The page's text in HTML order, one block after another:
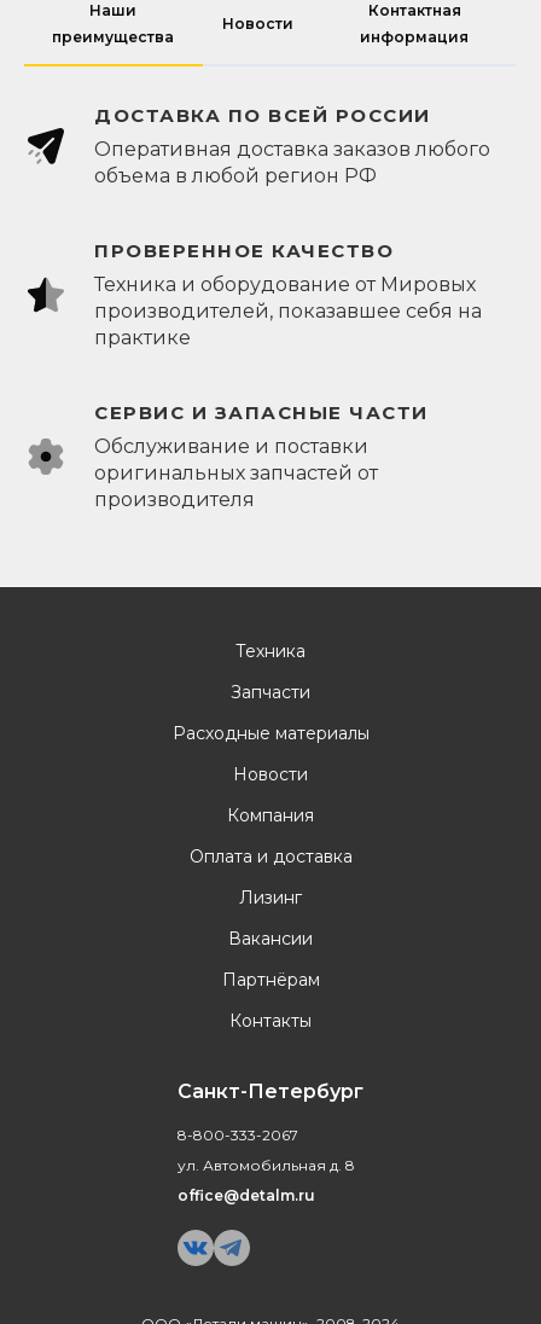
Наши
преимущества
Новости
Контактная
информация
ДОСТАВКА ПО ВСЕЙ РОССИИ
Оперативная доставка заказов любого
объема в любой регион РФ
ПРОВЕРЕННОЕ КАЧЕСТВО
Техника и оборудование от Мировых
производителей, показавшее себя на
практике
СЕРВИС И ЗАПАСНЫЕ ЧАСТИ
Обслуживание и поставки
оригинальных запчастей от
производителя
Техника
Запчасти
Расходные материалы
Новости
Компания
Оплата и доставка
Лизинг
Вакансии
Партнёрам
Контакты
Санкт-Петербург
8-800-333-2067
ул. Автомобильная д. 8
office@detalm.ru